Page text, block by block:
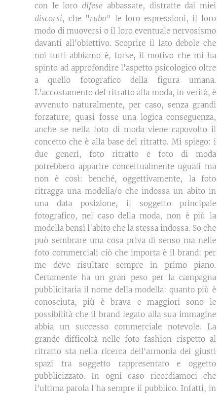
con le lorodifese abbassate, distratte dai miei
discorsi, che "rubo" le loro espressioni, il loro
modo di muoversi o il loro eventuale nervosismo
davanti all'obiettivo. Scoprire il lato debole che
noi tutti abbiamo è, forse, il motivo che mi ha
spinto ad approfondire l'aspetto psicologico oltre
a quello fotografico della figura umana.
L'accostamento del ritratto alla moda, in verità, è
avvenuto naturalmente, per caso, senza grandi
forzature, quasi fosse una logica conseguenza,
anche se nella foto di moda viene capovolto il
concetto che è alla base del ritratto. Mi spiego: i
due generi, foto ritratto e foto di moda
potrebbero apparire concettualmente uguali ma
non è così: benché, oggettivamente, la foto
ritragga una modella/o che indossa un abito in
una data posizione, il soggetto principale
fotografico, nel caso della moda, non è più la
modella bensì l'abito che la stessa indossa. So che
può sembrare una cosa priva di senso ma nelle
foto commerciali ciò che importa è il brand: per
me deve risultare sempre in primo piano.
Certamente ha un gran peso per la campagna
pubblicitaria il nome della modella: quanto più è
conosciuta, più è brava e maggiori sono le
possibilità che il brand legato alla sua immagine
abbia un successo commerciale notevole. La
grande difficoltà nelle foto fashion rispetto al
ritratto sta nella ricerca dell'armonia dei giusti
spazi tra soggetto rappresentato e oggetto
pubblicizzato. In ogni caso ricordiamoci che
l'ultima parola l'ha sempre il pubblico. Infatti, in